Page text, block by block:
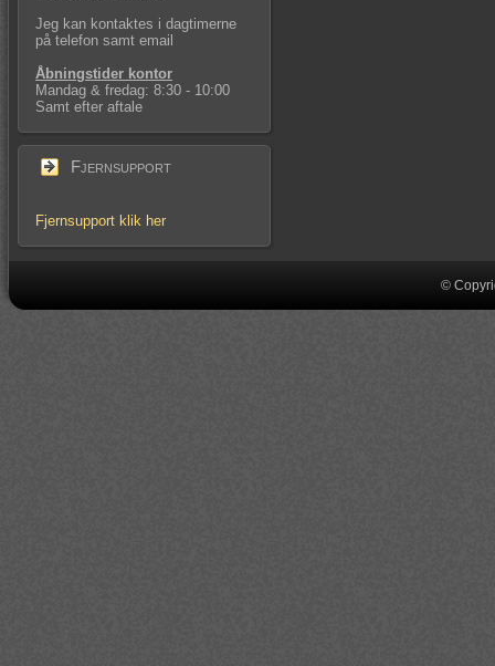
Jeg kan kontaktes i dagtimerne
på telefon samt email
Åbningstider kontor
Mandag & fredag: 8:30 - 10:00
Samt efter aftale
Fjernsupport
Fjernsupport klik her
©